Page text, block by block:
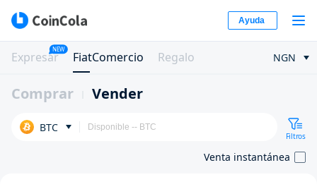
Ayuda
Expresar
NEW
FiatComercio Regalo NGN
Comprar Vender
BTC
Filtros
Venta instantánea